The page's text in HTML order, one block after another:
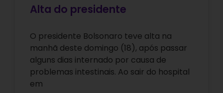
Alta do presidente
O presidente Bolsonaro teve alta na
manhã deste domingo (18), após passar
alguns dias internado por causa de
problemas intestinais. Ao sair do hospital
em